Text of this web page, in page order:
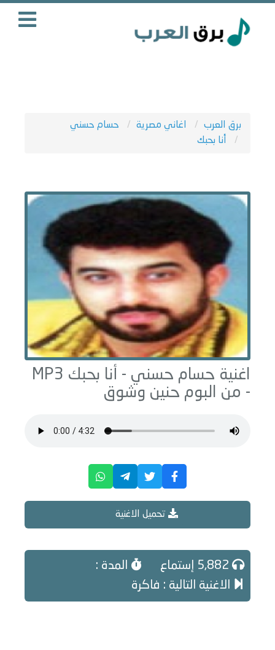
برق العرب اغاني مصرية
حسام حسني
أنا بحبك
اغنية حسام حسني - أنا بحبك MP3
- من البوم حنين وشوق
تحميل الاغنية
المدة :
الاغنية التالية : فاكرة